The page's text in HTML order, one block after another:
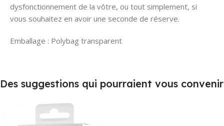
dysfonctionnement de la vôtre, ou tout simplement, si
vous souhaitez en avoir une seconde de réserve.
Emballage : Polybag transparent
Des suggestions qui pourraient vous convenir